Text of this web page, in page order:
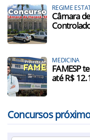
REGIME
Câmara
MEDICINA
FAMESP
até R$
Concursos